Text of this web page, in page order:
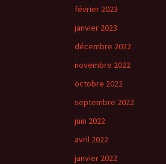
février 2023
janvier 2023
décembre 2022
novembre 2022
octobre 2022
septembre 2022
juin 2022
avril 2022
janvier 2022